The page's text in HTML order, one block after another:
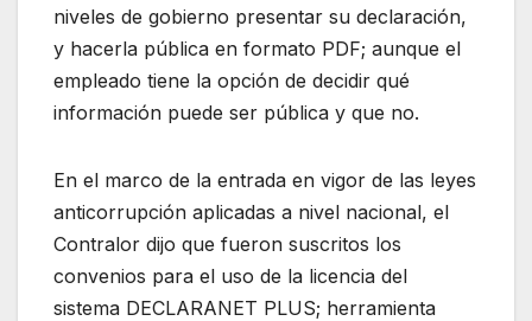
niveles de gobierno presentar su declaración,
y hacerla pública en formato PDF; aunque el
empleado tiene la opción de decidir qué
información puede ser pública y que no.
En el marco de la entrada en vigor de las leyes
anticorrupción aplicadas a nivel nacional, el
Contralor dijo que fueron suscritos los
convenios para el uso de la licencia del
sistema DECLARANET PLUS; herramienta